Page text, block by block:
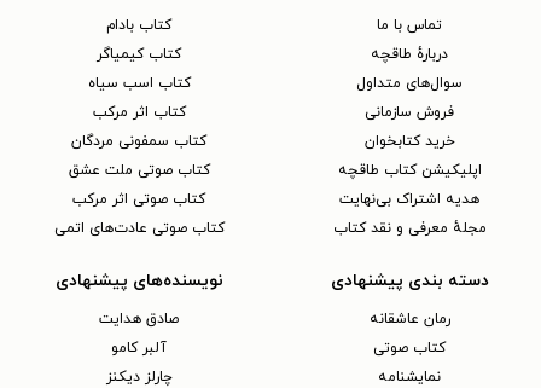
تماس با ما
دربارهٔ طاقچه
سوال‌های متداول
فروش سازمانی
خرید کتابخوان
اپلیکیشن کتاب طاقچه
هدیه اشتراک بی‌نهایت
مجلهٔ معرفی و نقد کتاب
کتاب بادام
کتاب کیمیاگر
کتاب اسب سیاه
کتاب اثر مرکب
کتاب سمفونی مردگان
کتاب صوتی ملت عشق
کتاب صوتی اثر مرکب
کتاب صوتی عادت‌های اتمی
دسته بندی پیشنهادی
رمان عاشقانه
کتاب‌ صوتی
نمایشنامه
نویسنده‌های پیشنهادی
صادق هدایت
آلبر کامو
چارلز دیکنز